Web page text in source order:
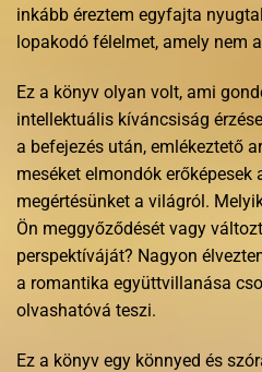
inkább éreztem egyfajta
lopakodó félelmet, amely nem
Ez a könyv olyan volt, ami
intellektuális kíváncsiság
a befejezés után, emlékeztető
meséket elmondók
megértésünket a világról.
Ön meggyőződését vagy
perspektíváját? Nagyon
a romantika együttvillanása
olvashatóvá teszi.
Ez a könyv egy könnyed és